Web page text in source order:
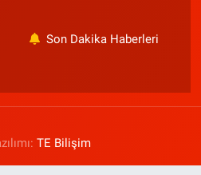
Son Dakika Haberleri
TE Bilişim